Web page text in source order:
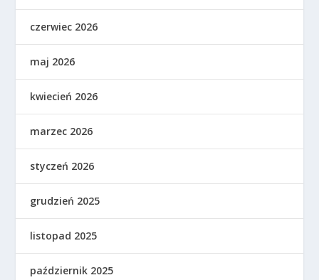
czerwiec 2026
maj 2026
kwiecień 2026
marzec 2026
styczeń 2026
grudzień 2025
listopad 2025
październik 2025